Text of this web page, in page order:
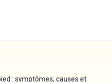
: symptômes, causes et